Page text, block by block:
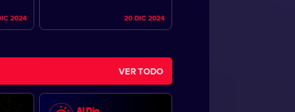
2024 20 DIC 2024
VER TODO